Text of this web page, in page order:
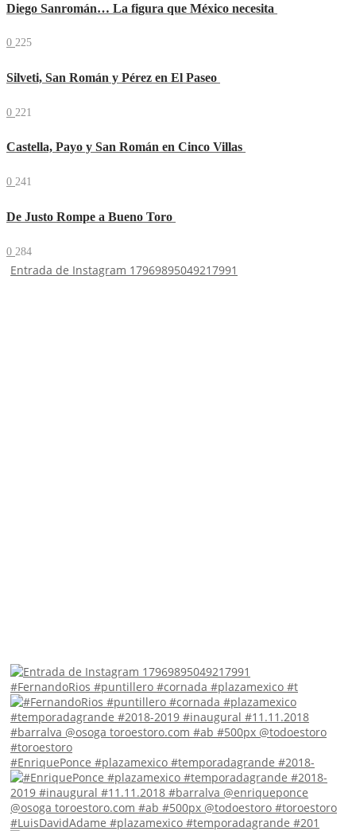
Diego Sanromán… La figura que México necesita
0 225
Silveti, San Román y Pérez en El Paseo
0 221
Castella, Payo y San Román en Cinco Villas
0 241
De Justo Rompe a Bueno Toro
0 284
Entrada de Instagram 17969895049217991
#FernandoRios #puntillero #cornada #plazamexico #t
#EnriquePonce #plazamexico #temporadagrande #2018-
#LuisDavidAdame #plazamexico #temporadagrande #201